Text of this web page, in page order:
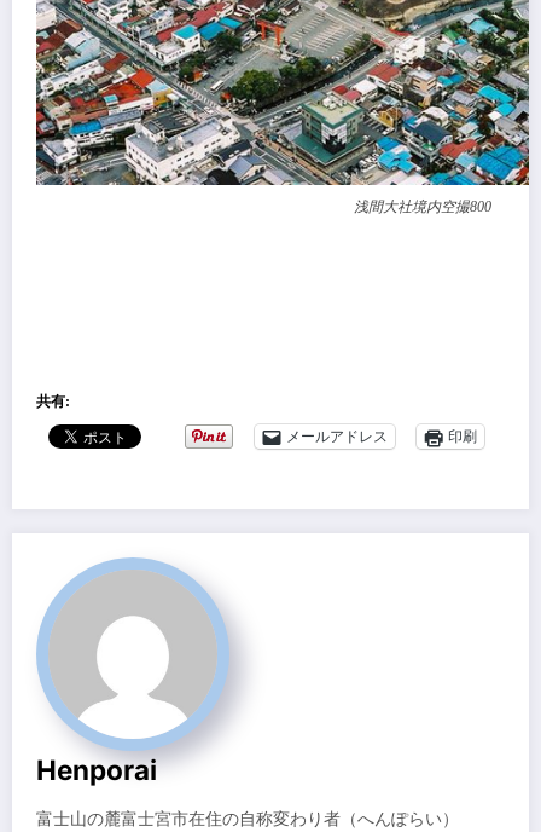
浅間大社境内空撮800
共有:
メールアドレス 印刷
Henporai
富士山の麓富士宮市在住の自称変わり者（へんぽらい）